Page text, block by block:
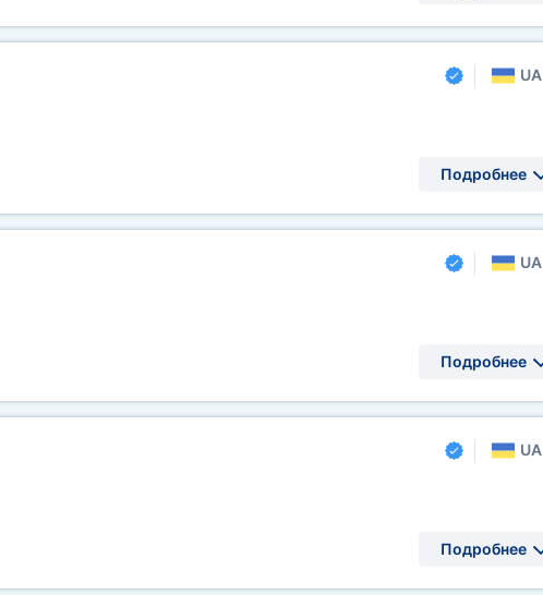
UA
Подробнее
UA
Подробнее
UA
Подробнее